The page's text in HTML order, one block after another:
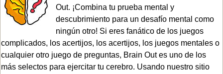
Out. ¡Combina tu prueba mental y
descubrimiento para un desafío mental como
ningún otro! Si eres fanático de los juegos
complicados, los acertijos, los acertijos, los juegos mentales o
cualquier otro juego de preguntas, Brain Out es uno de los
más selectos para ejercitar tu cerebro. Usando nuestro sitio